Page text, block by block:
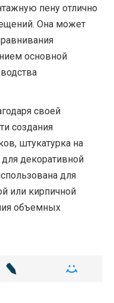
пену отлично
Она может
основной
своей
создания
штукатурка на
декоративной
для
или кирпичной
объемных